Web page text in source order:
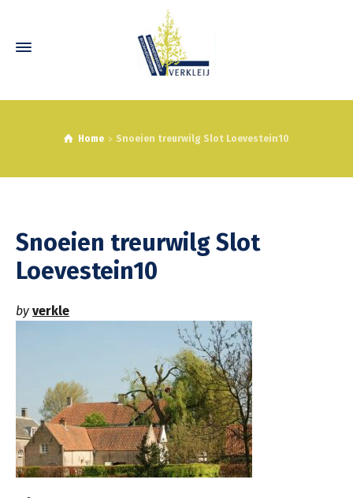
Home Snoeien treurwilg Slot Loevestein10
Snoeien treurwilg Slot
Loevestein10
by verkle